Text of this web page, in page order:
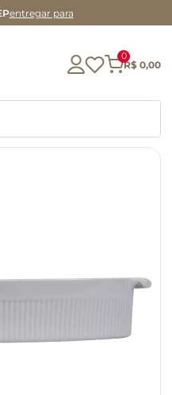
entregar para
0
R$ 0,00